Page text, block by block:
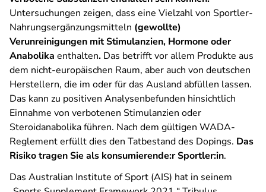
Untersuchungen zeigen, dass eine Vielzahl von Sportler-
Nahrungsergänzungsmitteln (gewollte)
Verunreinigungen mit Stimulanzien, Hormone oder
Anabolika enthalten. Das betrifft vor allem Produkte aus
dem nicht-europäischen Raum, aber auch von deutschen
Herstellern, die im oder für das Ausland abfüllen lassen.
Das kann zu positiven Analysenbefunden hinsichtlich
Einnahme von verbotenen Stimulanzien oder
Steroidanabolika führen. Nach dem gültigen WADA-
Reglement erfüllt dies den Tatbestand des Dopings. Das
Risiko tragen Sie als konsumierende:r Sportler:in.
Das Australian Institute of Sport (AIS) hat in seinem